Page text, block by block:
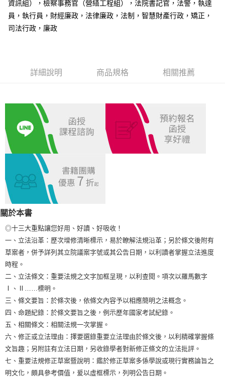
每筆NT$100，滿NT$1,000(含以上)免運費
宅配
每筆NT$100，滿NT$1,000(含以上)免運費
資訊組），檢察事務官（營繕工程組），法院書記官，法警，執達
員，執行員，財經廉政，法律廉政，法制，智慧財產行政，矯正，
司法行政，廉政
詳細說明 商品規格 相關推薦
關於本書
◎十三大重點讓您好用、好讀、好吸收！
一、立法沿革：歷次增修清晰標示，易於瞭解法規沿革；另於條文後附有
草案者，併予詳列其立院議案字號或其公告日期，以利讀者掌握立法進度
時程。
二、立法條文：重要法規之文字加框呈現，以利查閱。項次以羅馬數字
Ⅰ、Ⅱ……標明。
三、條文要旨：於條次後，依條文內容予以相應簡明之法概念。
四、命題紀錄：於條文要旨之後，例示歷年國家考試紀錄。
五、相關條文：相關法規一次掌握。
六、修正或立法理由：擇要選錄重要立法理由於條文後，以利精確掌握條
文旨趣；另附註有立法日期，另收錄學者對新修正條文的立法批評。
七、重要法規修正草案暨說明：鑑於修正草案多係學說或現行實務論旨之
明文化，頗具參考價值，爰以虛框標示，列明公告日期。